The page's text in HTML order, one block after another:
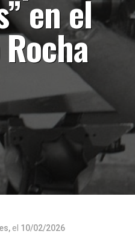
en el
el 10/02/2026